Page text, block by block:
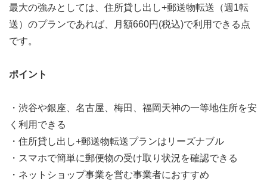
最大の強みとしては、住所貸し出し+郵送物転送（週1転
送）のプランであれば、月額660円(税込)で利用できる点
です。
ポイント
・渋谷や銀座、名古屋、梅田、福岡天神の一等地住所を安
く利用できる
・住所貸し出し+郵送物転送プランはリーズナブル
・スマホで簡単に郵便物の受け取り状況を確認できる
・ネットショップ事業を営む事業者におすすめ